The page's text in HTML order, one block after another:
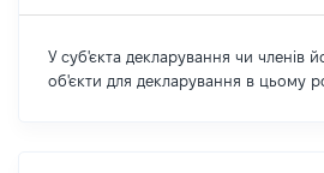
У суб'єкта декларування чи членів
об'єкти для декларування в цьому